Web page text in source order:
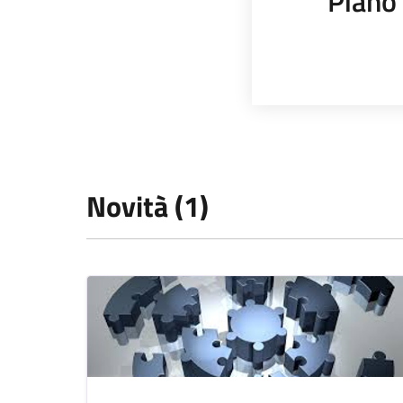
Novità (1)